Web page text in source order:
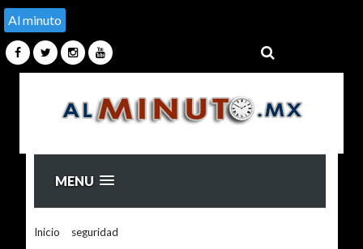
Al minuto
MENU
Inicio seguridad